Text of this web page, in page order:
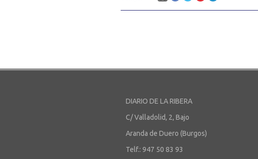
DIARIO DE LA RIBERA
C/ Valladolid, 2, Bajo
Aranda de Duero (Burgos)
Telf.: 947 50 83 93